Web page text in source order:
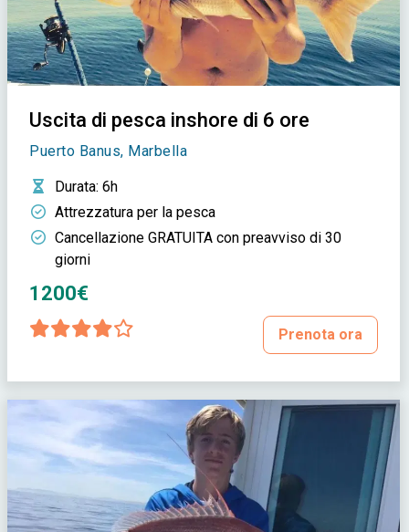
Uscita di pesca inshore di 6 ore
Puerto Banus, Marbella
Durata: 6h
Attrezzatura per la pesca
Cancellazione GRATUITA con preavviso di 30
giorni
1200€
Prenota ora